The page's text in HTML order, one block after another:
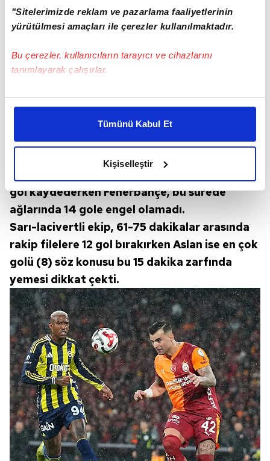
"Sitelerimizde reklam ve pazarlama faaliyetlerinin
yürütülmesi amaçları ile çerezler kullanılmaktadır.
Bu çerezler, kullanıcıların tarayıcı ve cihazlarını
tanımlayarak çalışırlar.
Bu çerezlere izin vermeniz halinde sizlere özel
daha iyi reklam deneyimi yaşatabiliriz. Bunu yaparken
amacımızın size daha iyi bir reklam deneyimi sunmak
elimizden gelen çabayı gösterdiğimizi ve bu noktada,
kalemimiz olduğunu sizlere hatırlatmak isteriz.
Her halükârda, kullanıcılar, bu çerezlere izin vermedikleri
takdirde, kullanıcılara hedefli reklamlar
gösterilmeyecektir."
Sizlere daha iyi bir hizmet sunabilmek için İnternet
Sitemizde kendimize ve üçüncü kişilere ait çerezler
kullanılmaktadır. Bu çerezler vasıtasıyla çeşitli kişisel
verileriniz işlenmekte olup gerekli olan çerezler bilgi
toplumu hizmetlerinin sunulması amacıyla
kullanılmaktadır. Diğer çerezler, sitemizin daha işlevsel
kılınması ve kişiselleştirilmesi ve sizlere yönelik
reklam/pazarlama faaliyetlerinin yapılması, amaçlarıyla
sınırlı olarak açık rızanız dahilinde kullanılacaktır.
Çerezlere ilişkin tercihlerinizi aşağıda yer alan panel
vasıtasıyla belirleyebilirsiniz. Çerezlere ilişkin detaylı bilgi
Tümünü Kabul Et
Kişiselleştir
Yenen ve atılan gol dakikalarında ters orantı
gol kaydederken Fenerbahçe, bu sürede
ağlarında 14 gole engel olamadı.
Sarı-lacivertli ekip, 61-75 dakikalar arasında
rakip filelere 12 gol bırakırken Aslan ise en çok
golü (8) söz konusu bu 15 dakika zarfında
yemesi dikkat çekti.